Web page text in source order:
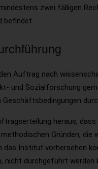
zwei fälligen
befindet.
Auftrag nach
und Sozialforschung
Geschäftsbedingungen
heraus, dass
Gründen, die
das Institut vorhersehen
nicht durchgeführt werden